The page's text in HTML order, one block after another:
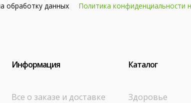
обработку данных Политика конфиденциальности
Информация
Все о заказе и доставке
Каталог
Здоровье